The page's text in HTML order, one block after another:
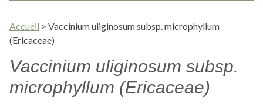
Accueil > Vaccinium uliginosum subsp. microphyllum
(Ericaceae)
Vaccinium uliginosum subsp.
microphyllum (Ericaceae)